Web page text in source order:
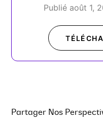
Publié août 1,
Partager Nos